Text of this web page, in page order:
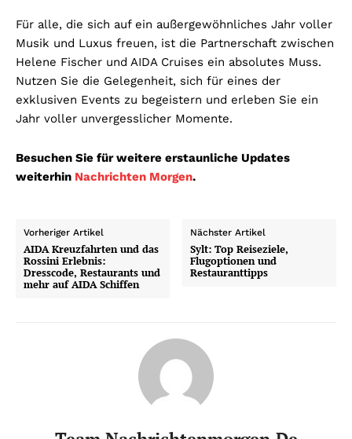
Für alle, die sich auf ein außergewöhnliches Jahr voller
Musik und Luxus freuen, ist die Partnerschaft zwischen
Helene Fischer und AIDA Cruises ein absolutes Muss.
Nutzen Sie die Gelegenheit, sich für eines der
exklusiven Events zu begeistern und erleben Sie ein
Jahr voller unvergesslicher Momente.
Besuchen Sie für weitere erstaunliche Updates
weiterhin Nachrichten Morgen.
Vorheriger Artikel
AIDA Kreuzfahrten und das
Rossini Erlebnis:
Dresscode, Restaurants und
mehr auf AIDA Schiffen
Nächster Artikel
Sylt: Top Reiseziele,
Flugoptionen und
Restauranttipps